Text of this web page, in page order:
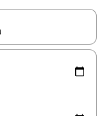
les flèches vers le